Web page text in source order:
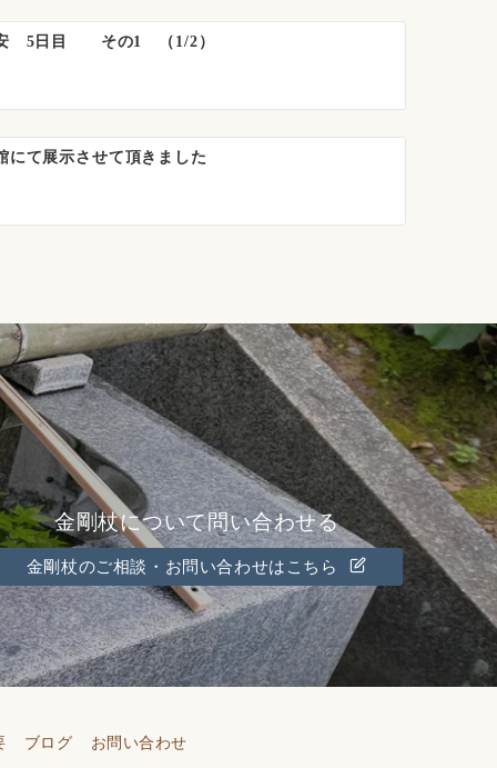
安 5日目 その1 （1/2）
にて展示させて頂きました
金剛杖について問い合わせる
金剛杖のご相談・お問い合わせはこちら
ブログ お問い合わせ